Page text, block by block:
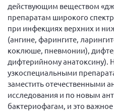
действующим веществом
препаратам широкого
при инфекциях верхних и
(ангине, фарингите,
коклюше, пневмонии),
дифтерийному анатоксину).
узкоспециальными
заместить отечественными
исследования и по новым
бактериофагам, и это